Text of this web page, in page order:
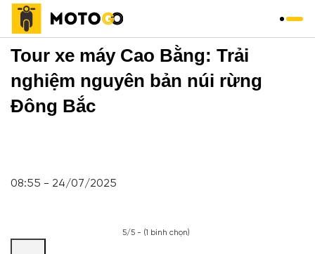
Trang chủ » Tour»
Tour xe máy Cao Bằng: Trải
nghiệm nguyên bản núi rừng
Đông Bắc
08:55 - 24/07/2025
5/5 - (1 bình chọn)